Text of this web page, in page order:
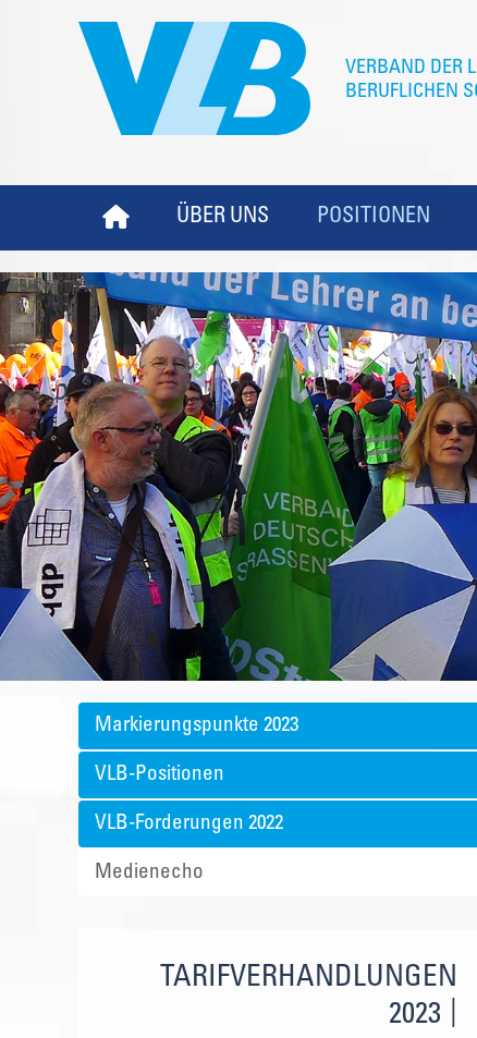
ÜBER UNS POSITIONEN
Markierungspunkte 2023
VLB-Positionen
VLB-Forderungen 2022
Medienecho
TARIFVERHANDLUNGEN
2023